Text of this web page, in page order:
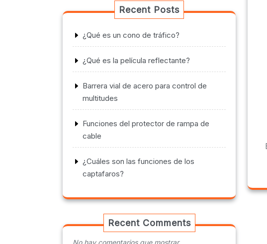
Recent Posts
¿Qué es un cono de tráfico?
¿Qué es la película reflectante?
Barrera vial de acero para control de
multitudes
Funciones del protector de rampa de
cable
¿Cuáles son las funciones de los
captafaros?
Recent Comments